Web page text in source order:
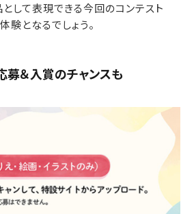
して表現できる今回のコンテスト
験となるでしょう。
募＆入賞のチャンスも